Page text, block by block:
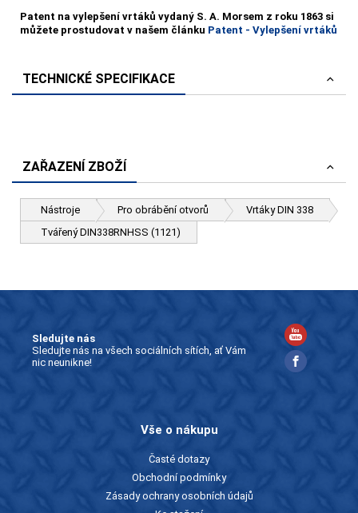
Patent na vylepšení vrtáků vydaný S. A. Morsem z roku 1863 si
můžete prostudovat v našem článku Patent - Vylepšení vrtáků
TECHNICKÉ SPECIFIKACE
ZAŘAZENÍ ZBOŽÍ
Nástroje Pro obrábění otvorů
Vrtáky DIN 338
Tvářený DIN338RNHSS (1121)
Sledujte nás
Sledujte nás na všech sociálních sítích, ať Vám
nic neunikne!
Vše o nákupu
Časté dotazy
Obchodní podmínky
Zásady ochrany osobních údajů